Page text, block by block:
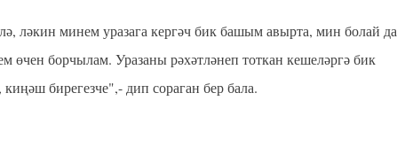
ләкин минем уразага кергәч бик башым авырта, мин болай да
өчен борчылам. Уразаны рәхәтләнеп тоткан кешеләргә бик
бирегезче",- дип сораган бер бала. ⁣⁣⠀